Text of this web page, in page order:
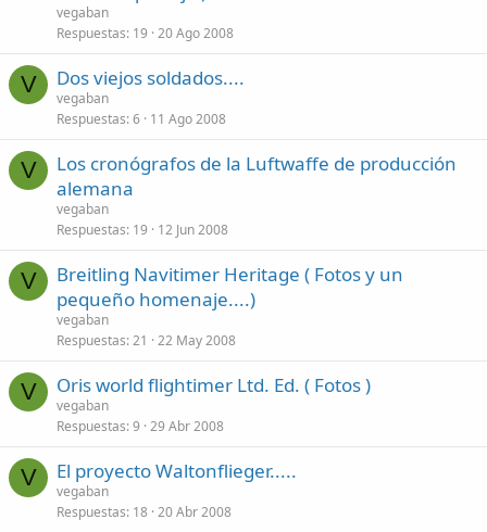
vegaban
Respuestas 19 20 Ago 2008
V Dos viejos soldados....
vegaban
Respuestas 6 11 Ago 2008
V
Los cronógrafos de la Luftwaffe de producción
alemana
vegaban
Respuestas 19 12 Jun 2008
V
Breitling Navitimer Heritage ( Fotos y un
pequeño homenaje....)
vegaban
Respuestas 21 22 May 2008
V Oris world flightimer Ltd. Ed. ( Fotos )
vegaban
Respuestas 9 29 Abr 2008
V El proyecto Waltonflieger.....
vegaban
Respuestas 18 20 Abr 2008